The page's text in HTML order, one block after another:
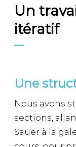
Un
itératif
Une
Nous avons
sections,
Sauer à la